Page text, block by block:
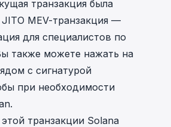
транзакция была
MEV-транзакция —
для специалистов по
также можете нажать на
с сигнатурой
при необходимости
транзакции Solana